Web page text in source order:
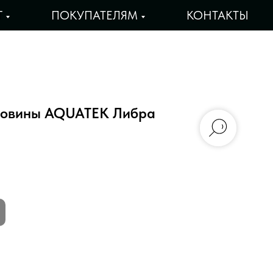
ПОКУПАТЕЛЯМ КОНТАКТЫ
AQUATEK Либра